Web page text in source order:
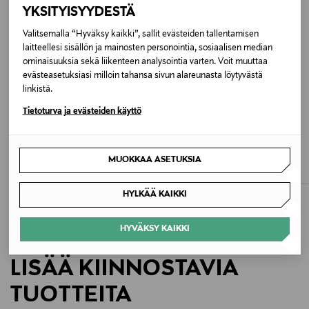
YKSITYISYYDESTÄ
Valitsemalla “Hyväksy kaikki”, sallit evästeiden tallentamisen
laitteellesi sisällön ja mainosten personointia, sosiaalisen median
ominaisuuksia sekä liikenteen analysointia varten. Voit muuttaa
evästeasetuksiasi milloin tahansa sivun alareunasta löytyvästä
linkistä.
Tietoturva ja evästeiden käyttö
MUOKKAA ASETUKSIA
HYLKÄÄ KAIKKI
HYVÄKSY KAIKKI
Pese käsin kylmässä vedessä. Älä käytä
valkaisuainetta. Älä rumpukuivaa. Ei kemiallista
pesua.
Väri
Koko
Valmistajan tuotenumero
Original Price
119,00 €
Madison-laukku
Original Price
650,00 €
LISÄÄ KIINNOSTAVIA
TUOTTEITA